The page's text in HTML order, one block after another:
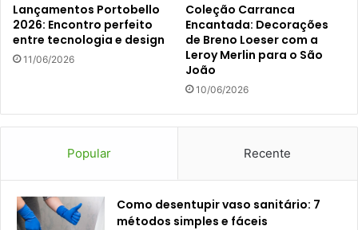
Lançamentos Portobello
2026: Encontro perfeito
entre tecnologia e design
11/06/2026
Coleção Carranca
Encantada: Decorações
de Breno Loeser com a
Leroy Merlin para o São
João
10/06/2026
Popular Recente
Como desentupir vaso sanitário: 7
métodos simples e fáceis